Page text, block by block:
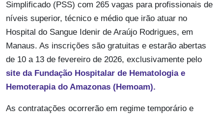
Simplificado (PSS) com 265 vagas para profissionais de
níveis superior, técnico e médio que irão atuar no
Hospital do Sangue Idenir de Araújo Rodrigues, em
Manaus. As inscrições são gratuitas e estarão abertas
de 10 a 13 de fevereiro de 2026, exclusivamente pelo
site da Fundação Hospitalar de Hematologia e
Hemoterapia do Amazonas (Hemoam).
As contratações ocorrerão em regime temporário e